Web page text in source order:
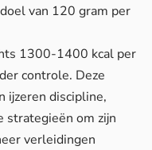
van 120 gram per
1300-1400 kcal per
controle. Deze
ijzeren discipline,
strategieën om zijn
verleidingen